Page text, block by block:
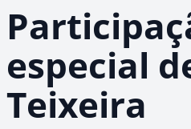
especial
Teixeira